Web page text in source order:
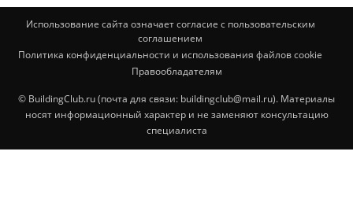
Использование сайта означает согласие с пользовательским
соглашением
Политика конфиденциальности и использования файлов cookie
Правообладателям
© BuildingClub.ru (почта для связи: buildingclub@mail.ru). Материалы
носят информационный характер и не заменяют консультацию
специалиста